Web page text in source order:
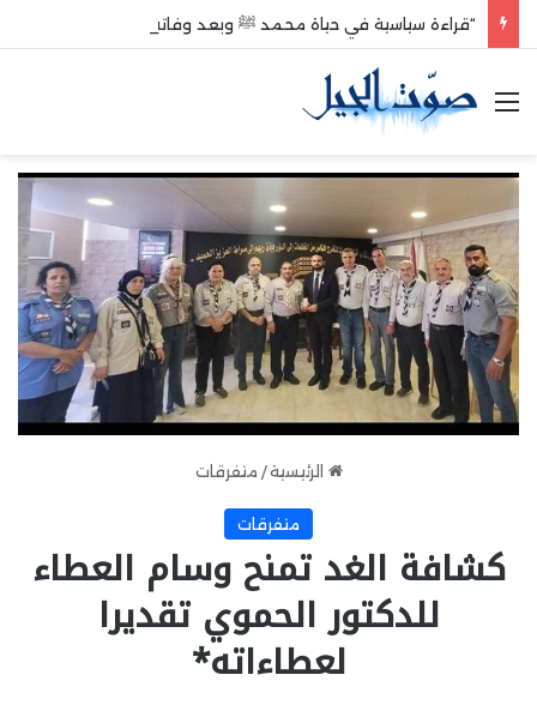
“قراءة سياسية في حياة محمد ﷺ وبعد وفاته”
القائمة
الرئيسية / متفرقات
متفرقات
كشافة الغد تمنح وسام العطاء
للدكتور الحموي تقديرا
لعطاءاته*